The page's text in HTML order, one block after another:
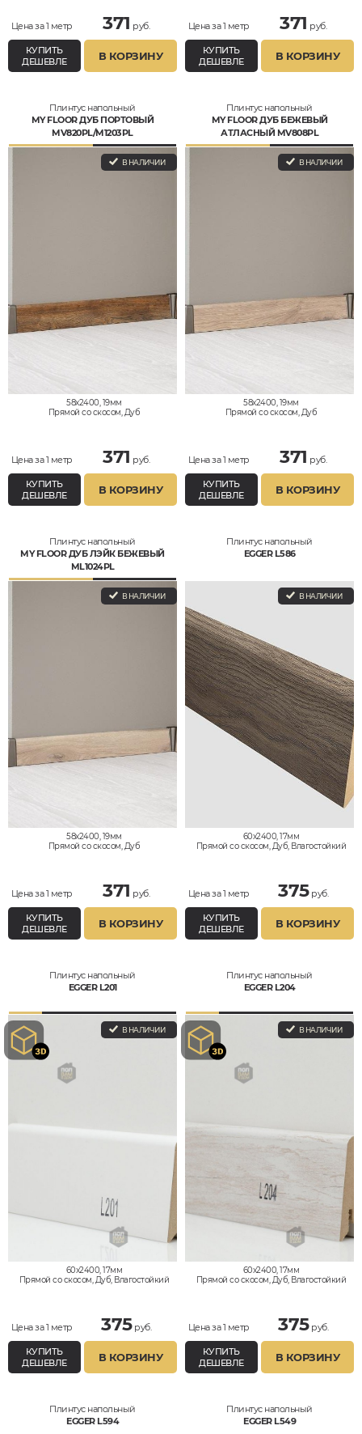
Цена за 1 метр 371 руб.
КУПИТЬ
ДЕШЕВЛЕ
В КОРЗИНУ
Цена за 1 метр 371 руб.
КУПИТЬ
ДЕШЕВЛЕ
В КОРЗИНУ
Плинтус напольный
MY FLOOR ДУБ ПОРТОВЫЙ
MV820PL/M1203PL
В НАЛИЧИИ
58x2400, 19мм
Прямой со скосом, Дуб
Цена за 1 метр 371 руб.
КУПИТЬ
ДЕШЕВЛЕ
В КОРЗИНУ
Плинтус напольный
MY FLOOR ДУБ БЕЖЕВЫЙ
АТЛАСНЫЙ MV808PL
В НАЛИЧИИ
58x2400, 19мм
Прямой со скосом, Дуб
Цена за 1 метр 371 руб.
КУПИТЬ
ДЕШЕВЛЕ
В КОРЗИНУ
Плинтус напольный
MY FLOOR ДУБ ЛЭЙК БЕЖЕВЫЙ
ML1024PL
В НАЛИЧИИ
58x2400, 19мм
Прямой со скосом, Дуб
Цена за 1 метр 371 руб.
КУПИТЬ
ДЕШЕВЛЕ
В КОРЗИНУ
Плинтус напольный
EGGER L586
В НАЛИЧИИ
60x2400, 17мм
Прямой со скосом, Дуб, Влагостойкий
Цена за 1 метр 375руб.
КУПИТЬ
ДЕШЕВЛЕ
В КОРЗИНУ
Плинтус напольный
EGGER L201
В НАЛИЧИИ
60x2400, 17мм
Прямой со скосом, Дуб, Влагостойкий
Цена за 1 метр 375руб.
КУПИТЬ
ДЕШЕВЛЕ
В КОРЗИНУ
Плинтус напольный
EGGER L204
В НАЛИЧИИ
60x2400, 17мм
Прямой со скосом, Дуб, Влагостойкий
Цена за 1 метр 375руб.
КУПИТЬ
ДЕШЕВЛЕ
В КОРЗИНУ
Плинтус напольный
EGGER L594
Плинтус напольный
EGGER L549